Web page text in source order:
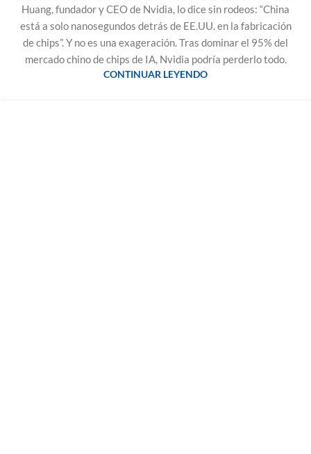
Huang, fundador y CEO de Nvidia, lo dice sin rodeos: “China
está a solo nanosegundos detrás de EE.UU. en la fabricación
de chips”. Y no es una exageración. Tras dominar el 95% del
mercado chino de chips de IA, Nvidia podría perderlo todo.
CONTINUAR LEYENDO